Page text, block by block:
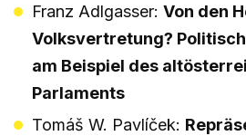
Franz Adlgasser: Von den
Volksvertretung?
am Beispiel des
Parlaments
Tomáš W. Pavlíček: